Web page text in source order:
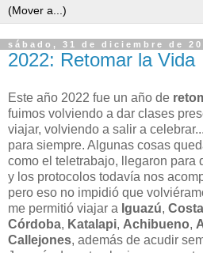
sábado, 31 de diciembre de
2022: Retomar la Vida
Este año 2022 fue un año de
fuimos volviendo a dar clases
viajar, volviendo a salir a
para siempre. Algunas cosas
como el teletrabajo, llegaron para
y los protocolos todavía nos
pero eso no impidió que
me permitió viajar a Iguazú,
Córdoba, Katalapi, Achibueno,
Callejones, además de acudir